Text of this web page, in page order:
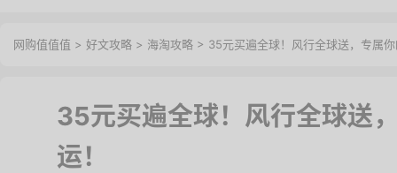
网购值值值 > 好文攻略 > 海淘攻略 > 35元买遍全球！风行全球送，专属
35元买遍全球！风行全球送
运！